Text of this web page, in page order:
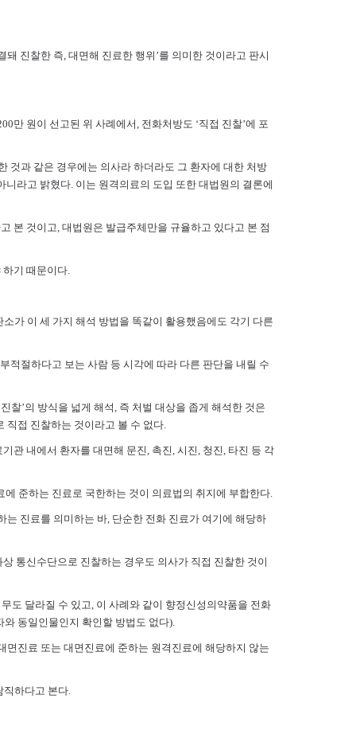
진찰한 즉, 대면해 진료한 행위’를 의미한 것이라고 판시
만 원이 선고된 위 사례에서, 전화처방도 ‘직접 진찰’에 포
것과 같은 경우에는 의사라 하더라도 그 환자에 대한 처방
라고 밝혔다. 이는 원격의료의 도입 또한 대법원의 결론에
본 것이고, 대법원은 발급주체만을 규율하고 있다고 본 점
하기 때문이다.
가 이 세 가지 해석 방법을 똑같이 활용했음에도 각기 다른
적절하다고 보는 사람 등 시각에 따라 다른 판단을 내릴 수
찰’의 방식을 넓게 해석, 즉 처벌 대상을 좁게 해석한 것은
직접 진찰하는 것이라고 볼 수 없다.
관 내에서 환자를 대면해 문진, 촉진, 시진, 청진, 타진 등 각
준하는 진료로 국한하는 것이 의료법의 취지에 부합한다.
진료를 의미하는 바, 단순한 전화 진료가 여기에 해당하
통신수단으로 진찰하는 경우도 의사가 직접 진찰한 것이
도 달라질 수 있고, 이 사례와 같이 향정신성의약품을 전화
동일인물인지 확인할 방법도 없다).
면진료 또는 대면진료에 준하는 원격진료에 해당하지 않는
직하다고 본다.